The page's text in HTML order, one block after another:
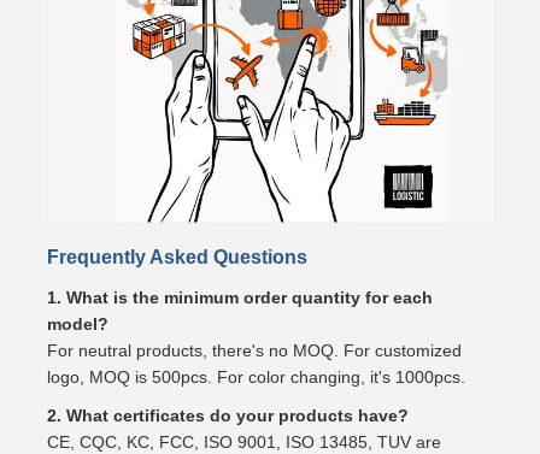
Frequently Asked Questions
1. What is the minimum order quantity for each
model?
For neutral products, there's no MOQ. For customized
logo, MOQ is 500pcs. For color changing, it's 1000pcs.
2. What certificates do your products have?
CE, CQC, KC, FCC, ISO 9001, ISO 13485, TUV are